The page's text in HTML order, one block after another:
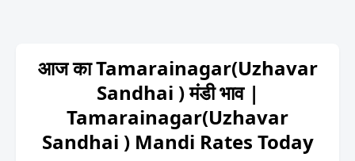
आज का Tamarainagar(Uzhavar
Sandhai ) मंडी भाव |
Tamarainagar(Uzhavar
Sandhai ) Mandi Rates Today